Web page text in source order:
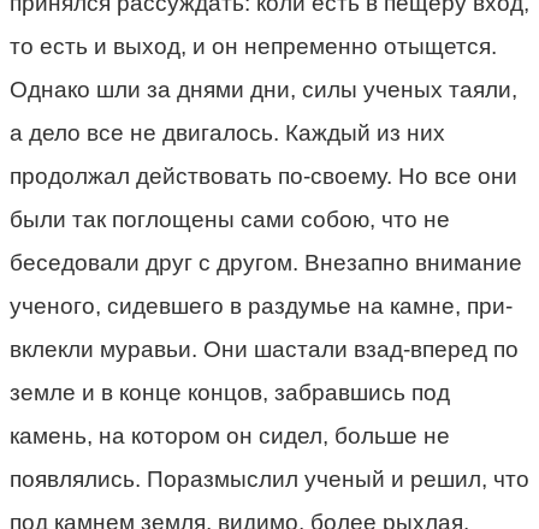
то есть и выход, и он непременно отыщется.
Однако шли за днями дни, силы ученых таяли,
а дело все не двигалось. Каждый из них
продолжал действовать по-своему. Но все они
были так поглощены сами собою, что не
беседовали друг с другом. Внезапно внимание
ученого, сидевшего в раздумье на камне, при-
вклекли муравьи. Они шастали взад-вперед по
земле и в конце концов, забравшись под
камень, на котором он сидел, больше не
появлялись. Поразмыслил ученый и решил, что
под камнем земля, видимо, более рыхлая.